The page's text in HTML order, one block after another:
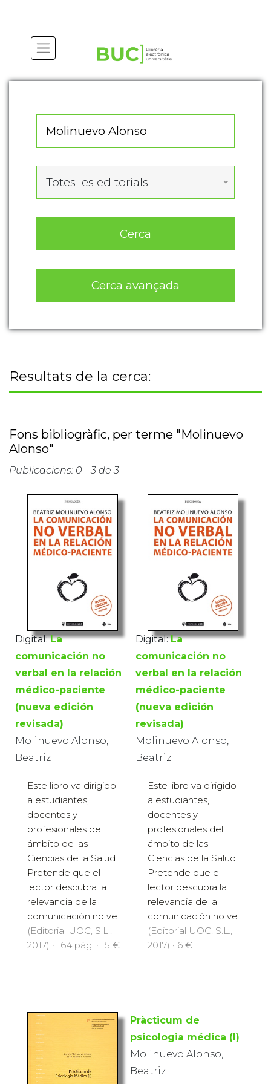
Totes les editorials
Cerca
Cerca avançada
Resultats de la cerca:
Fons bibliogràfic, per terme "Molinuevo
Alonso"
Publicacions: 0 - 3 de 3
Digital: La
comunicación no
verbal en la relación
médico-paciente
(nueva edición
revisada)
Molinuevo Alonso,
Beatriz
Este libro va dirigido
a estudiantes,
docentes y
profesionales del
ámbito de las
Ciencias de la Salud.
Pretende que el
lector descubra la
relevancia de la
comunicación no ve...
(Editorial UOC, S.L.,
2017) · 164 pàg. · 15 €
Digital: La
comunicación no
verbal en la relación
médico-paciente
(nueva edición
revisada)
Molinuevo Alonso,
Beatriz
Este libro va dirigido
a estudiantes,
docentes y
profesionales del
ámbito de las
Ciencias de la Salud.
Pretende que el
lector descubra la
relevancia de la
comunicación no ve...
(Editorial UOC, S.L.,
2017) · 6 €
Pràcticum de
psicologia médica (I)
Molinuevo Alonso,
Beatriz